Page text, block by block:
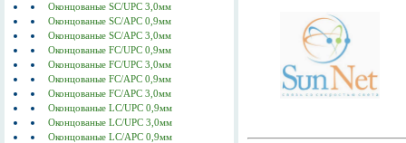
Оконцованые SC/UPC 3,0мм
Оконцованые SC/АPC 0,9мм
Оконцованые SC/АPC 3,0мм
Оконцованые FC/UPC 0,9мм
Оконцованые FC/UPC 3,0мм
Оконцованые FC/АPC 0,9мм
Оконцованые FC/АPC 3,0мм
Оконцованые LC/UPC 0,9мм
Оконцованые LC/UPC 3,0мм
Оконцованые LC/АPC 0,9мм